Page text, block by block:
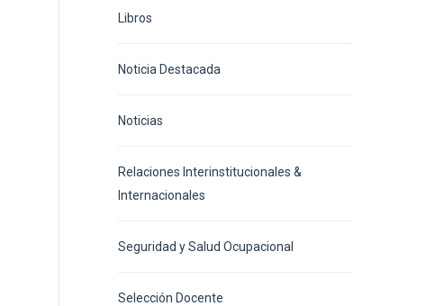
Libros
Noticia Destacada
Noticias
Relaciones Interinstitucionales &
Internacionales
Seguridad y Salud Ocupacional
Selección Docente